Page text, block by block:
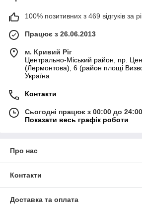
100% позитивних з 469 відгуків за
Працює з 26.06.2013
м. Кривий Ріг
Центрально-Міський район, пр.
(Лермонтова), 6 (район площі
Україна
Контакти
Сьогодні працює з 00:00 до 24:00
Показати весь графік роботи
Про нас
Контакти
Доставка та оплата